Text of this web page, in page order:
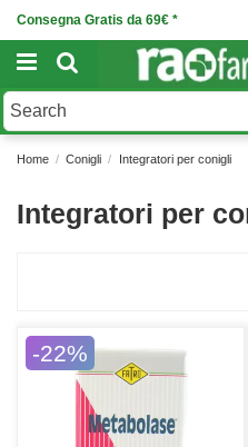
Consegna Gratis da 69€ *
Home Conigli Integratori per conigli
Integratori per
-22%